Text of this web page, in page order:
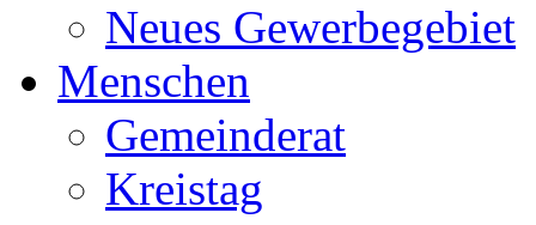
Neues Gewerbegebiet
Menschen
Gemeinderat
Kreistag